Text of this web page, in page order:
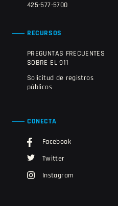
425-577-5700
RECURSOS
PREGUNTAS FRECUENTES
SOBRE EL 911
Solicitud de registros
públicos
CONECTA
Facebook
Twitter
Instagram